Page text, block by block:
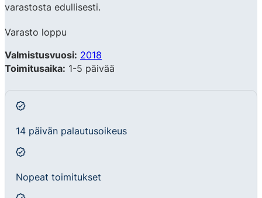
varastosta edullisesti.
Varasto loppu
Valmistusvuosi: 2018
Toimitusaika: 1-5 päivää
14 päivän palautusoikeus
Nopeat toimitukset